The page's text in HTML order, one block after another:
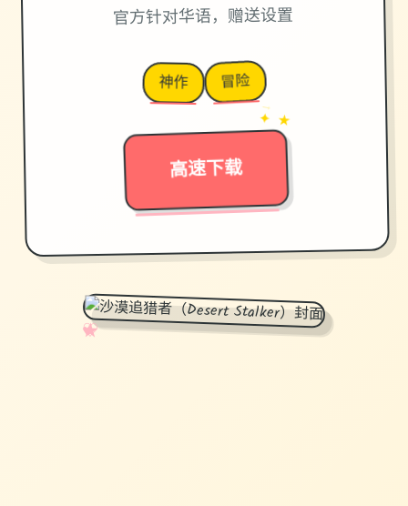
官方针对华语，赠送设置
神作 冒险
高速下载
→
✦ ★
✧
♡
★
♥